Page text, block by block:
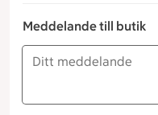
Meddelande till butik